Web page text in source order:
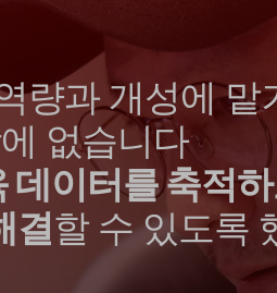
량과 개성에 맡
없습니다
데이터를 축적
결할 수 있도록